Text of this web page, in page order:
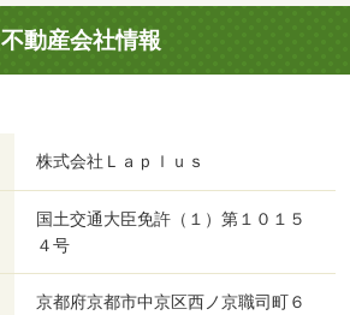
不動産会社情報
株式会社Ｌａｐｌｕｓ
国土交通大臣免許（１）第１０１５
４号
京都府京都市中京区西ノ京職司町６